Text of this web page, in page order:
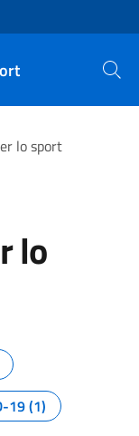
Cerca
lo sport
lo
19 (1)